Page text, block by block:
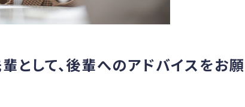
として、後輩へのアドバイスをお願